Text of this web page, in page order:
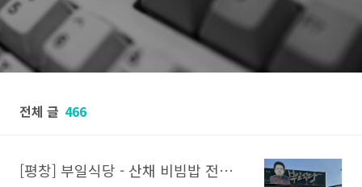
전체 글 466
[평창] 부일식당 - 산채 비빔밥 전문점